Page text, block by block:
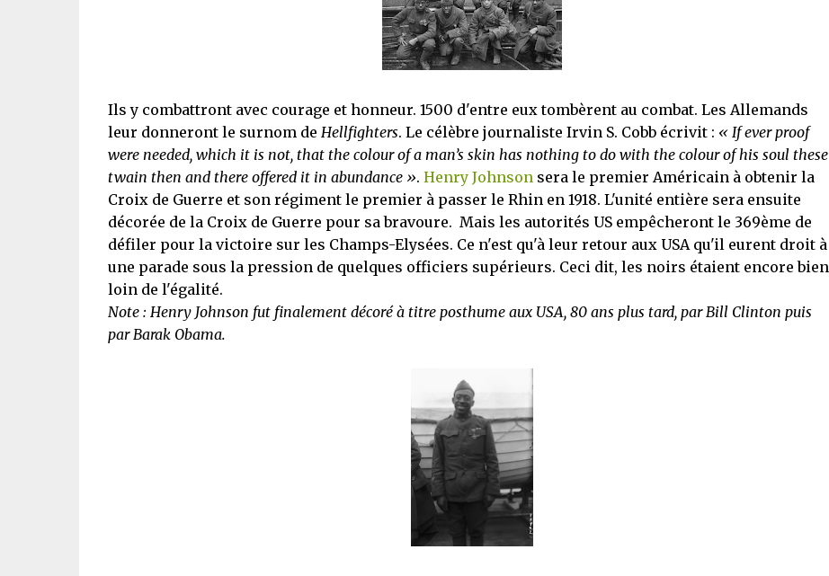
Ils y combattront avec courage et honneur. 1500 d'entre eux tombèrent au combat. Les Allemands
leur donneront le surnom de Hellfighters. Le célèbre journaliste Irvin S. Cobb écrivit : « If ever proof
were needed, which it is not, that the colour of a man’s skin has nothing to do with the colour of his soul these
twain then and there offered it in abundance ». Henry Johnson sera le premier Américain à obtenir la
Croix de Guerre et son régiment le premier à passer le Rhin en 1918. L'unité entière sera ensuite
décorée de la Croix de Guerre pour sa bravoure. Mais les autorités US empêcheront le 369ème de
défiler pour la victoire sur les Champs-Elysées. Ce n'est qu'à leur retour aux USA qu'il eurent droit à
une parade sous la pression de quelques officiers supérieurs. Ceci dit, les noirs étaient encore bien
loin de l'égalité.
Note : Henry Johnson fut finalement décoré à titre posthume aux USA, 80 ans plus tard, par Bill Clinton puis
par Barak Obama.